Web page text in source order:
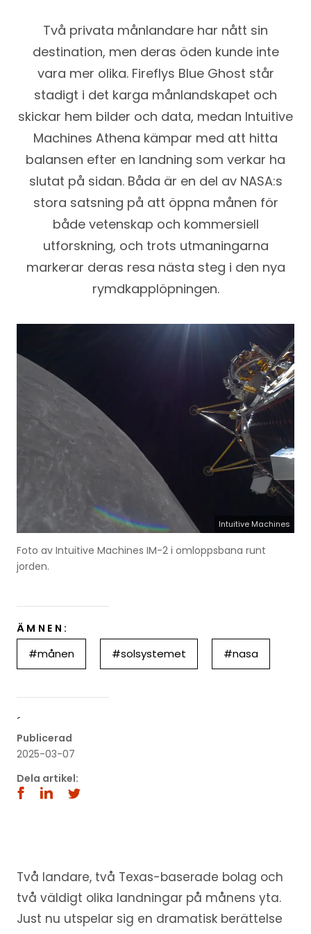
Två privata månlandare har nått sin
destination, men deras öden kunde inte
vara mer olika. Fireflys Blue Ghost står
stadigt i det karga månlandskapet och
skickar hem bilder och data, medan Intuitive
Machines Athena kämpar med att hitta
balansen efter en landning som verkar ha
slutat på sidan. Båda är en del av NASA:s
stora satsning på att öppna månen för
både vetenskap och kommersiell
utforskning, och trots utmaningarna
markerar deras resa nästa steg i den nya
rymdkapplöpningen.
Intuitive Machines
Foto av Intuitive Machines IM-2 i omloppsbana runt
jorden.
ÄMNEN:
#månen #solsystemet #nasa
´
Publicerad
2025-03-07
Dela artikel:
Två landare, två Texas-baserade bolag och
två väldigt olika landningar på månens yta.
Just nu utspelar sig en dramatisk berättelse